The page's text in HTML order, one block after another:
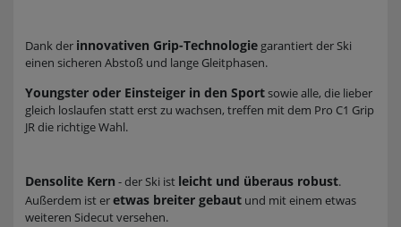
Dank der innovativen Grip-Technologie garantiert der Ski
einen sicheren Abstoß und lange Gleitphasen.
Youngster oder Einsteiger in den Sportsowie alle, die lieber
gleich loslaufen statt erst zu wachsen, treffen mit dem Pro C1 Grip
JR die richtige Wahl.
Densolite Kern - der Ski ist leicht und überaus robust.
Außerdem ist eretwas breiter gebaut und mit einem etwas
weiteren Sidecut versehen.